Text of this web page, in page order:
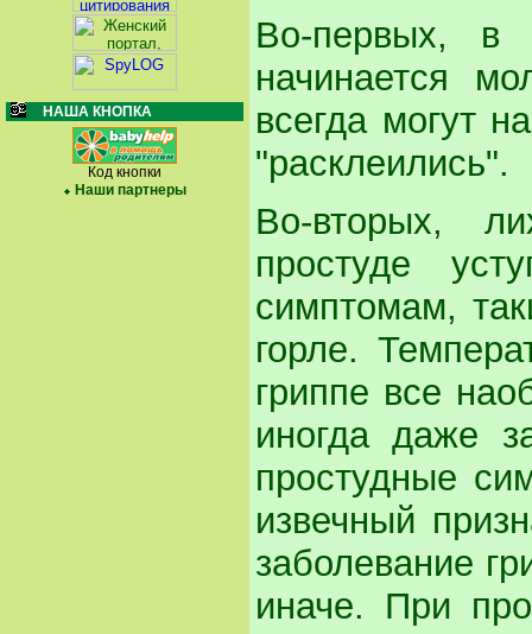
НАША КНОПКА
Код кнопки
Наши партнеры
Во-первых, в
начинается
всегда могут
"расклеились".
Во-вторых,
простуде
симптомам,
горле.
гриппе все
иногда даже
простудные
извечный
заболевание
иначе. При